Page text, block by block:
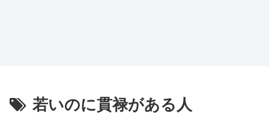
若いのに貫禄がある人